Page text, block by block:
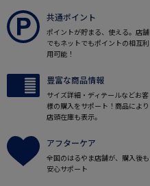
共通ポイント
ポイントが貯まる、使える。店舗
でもネットでもポイントの相互利
用可能！
豊富な商品情報
サイズ詳細・ディテールなどお客
様の購入をサポート！商品により
店頭在庫も表示。
アフターケア
全国のはるやま店舗が、購入後も
安心サポート